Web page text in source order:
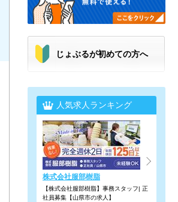
じょぶるが初めての方へ
人気求人ランキング
株式会社服部樹脂
【株式会社服部樹脂】事務スタッフ| 正
社員募集【山県市の求人】